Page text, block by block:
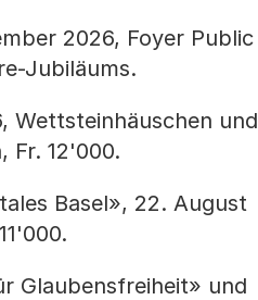
2026, Foyer Public
Jubiläums.
Wettsteinhäuschen und
Fr. 12'000.
Basel», 22. August
Glaubensfreiheit» und